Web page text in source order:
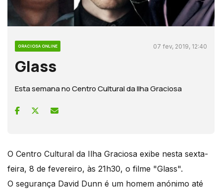
GRACIOSA ONLINE 07 fev, 2019, 12:40
Glass
Esta semana no Centro Cultural da Ilha Graciosa
O Centro Cultural da Ilha Graciosa exibe nesta sexta-
feira, 8 de fevereiro, às 21h30, o filme "Glass".
O segurança David Dunn é um homem anónimo até